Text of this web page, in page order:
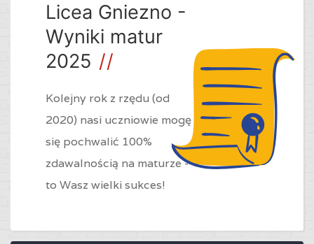
Licea Gniezno -
Wyniki matur
2025
Kolejny rok z rzędu (od
2020) nasi uczniowie mogę
się pochwalić 100%
zdawalnością na maturze -
to Wasz wielki sukces!